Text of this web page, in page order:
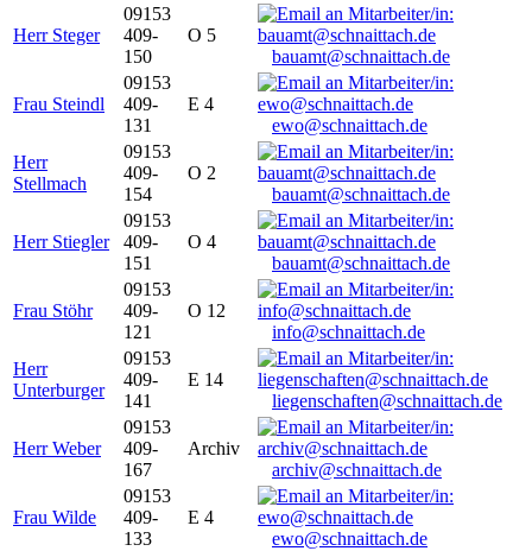
Herr Steger
09153
409-
150
O 5
bauamt@schnaittach.de
Frau Steindl
09153
409-
131
E 4
ewo@schnaittach.de
Herr
Stellmach
09153
409-
154
O 2
bauamt@schnaittach.de
Herr Stiegler
09153
409-
151
O 4
bauamt@schnaittach.de
Frau Stöhr
09153
409-
121
O 12
info@schnaittach.de
Herr
Unterburger
09153
409-
141
E 14
liegenschaften@schnaittach.de
Herr Weber
09153
409-
167
Archiv
archiv@schnaittach.de
Frau Wilde
09153
409-
133
E 4
ewo@schnaittach.de